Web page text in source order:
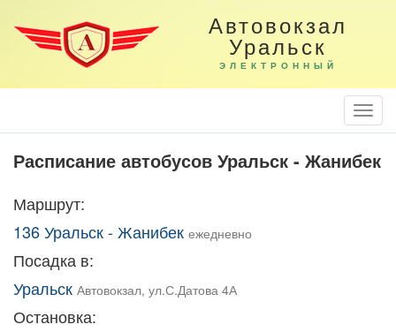
Автовокзал
Уральск
ЭЛЕКТРОННЫЙ
Расписание автобусов Уральск - Жанибек
Маршрут:
136 Уральск - Жанибек ежедневно
Посадка в:
Уральск Автовокзал, ул.С.Датова 4А
Остановка: